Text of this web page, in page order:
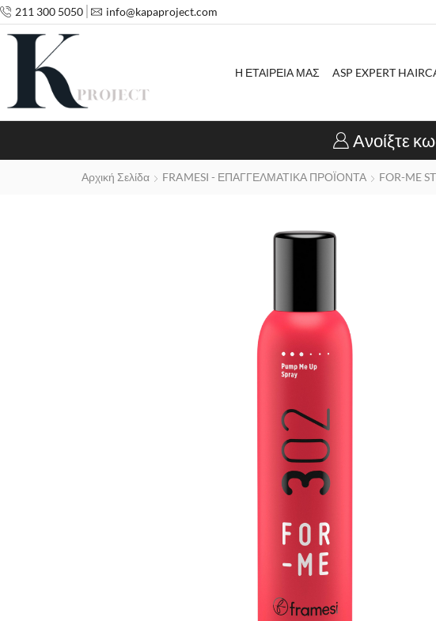
211 300 5050 info@kapaproject.com
Η ΕΤΑΙΡΕΙΑ ΜΑΣ ASP EXPERT
Ανοίξτε
Αρχική Σελίδα FRAMESI - ΕΠΑΓΓΕΛΜΑΤΙΚΑ ΠΡΟΪΟΝΤΑ FOR-ME